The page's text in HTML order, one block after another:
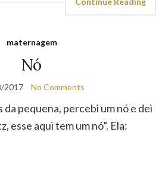
maternagem
Nó
2017 No Comments
da pequena, percebi um nó e dei
esse aqui tem um nó”. Ela: